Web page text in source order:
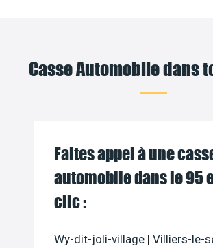
Casse Automobile dans
Faites appel à une
automobile dans le 95
clic :
Wy-dit-joli-village | Villiers-le-